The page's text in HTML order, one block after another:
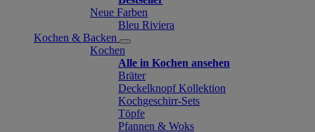
Neue Farben
Bleu Riviera
Kochen & Backen
Kochen
Alle in Kochen ansehen
Bräter
Deckelknopf Kollektion
Kochgeschirr-Sets
Töpfe
Pfannen & Woks